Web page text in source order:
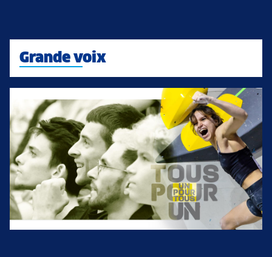
Grande voix